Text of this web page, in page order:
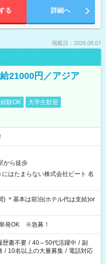
る 詳細へ
掲載日：2026.08.07
21000円／アジア
験OK
大学生歓迎
から徒歩
はたまらない株式会社ビート 名
＊基本は前泊(ホテル代は支給)or
発OK ※急募！
歴書不要 / 40～50代活躍中 / 副
/ 10名以上の大量募集 / 電話対応